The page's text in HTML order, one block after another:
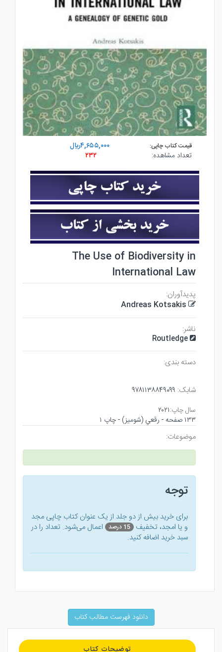
قیمت کتاب چاپی:
۴,۶۵۵,۰۰۰ريال
تعداد مشاهده:
۲۳۲
The Use of Biodiversity in
International Law
پدیدآوران:
Andreas Kotsakis
ناشر:
Routledge
دسته بندی:
شابک: ۹۷۸۱۱۳۸۸۴۹۰۹۹
سال چاپ:۲۰۲۱
۱۳۳ صفحه - رقعي (شوميز) - چاپ ۱
موضوعات:
توجه
برای خرید بیش از دو جلد از یک عنوان کتاب‌ چاپی مجد
و یا امجد، تخفیف 15 درصد
اعمال می‌شود. تعداد را در
سبد خرید اضافه کنید.
دانلود فهرست مطالب کتاب
توضیحات کتاب